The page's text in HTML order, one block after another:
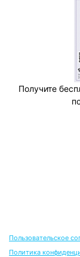
Получите
Пользовательское
Политика